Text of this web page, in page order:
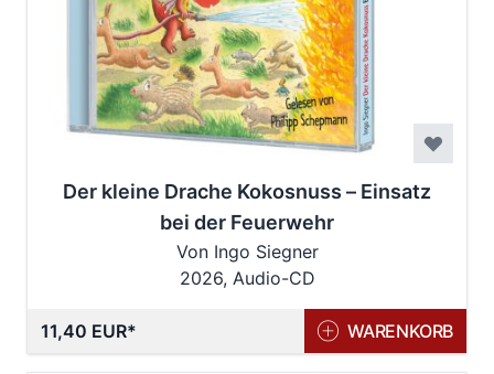
Der kleine Drache Kokosnuss – Einsatz
bei der Feuerwehr
Von Ingo Siegner
2026, Audio-CD
11,40 EUR WARENKORB